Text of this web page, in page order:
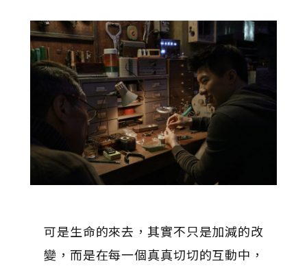
可是生命的來去，其實不只是加減的改
變，而是在每一個真真切切的互動中，